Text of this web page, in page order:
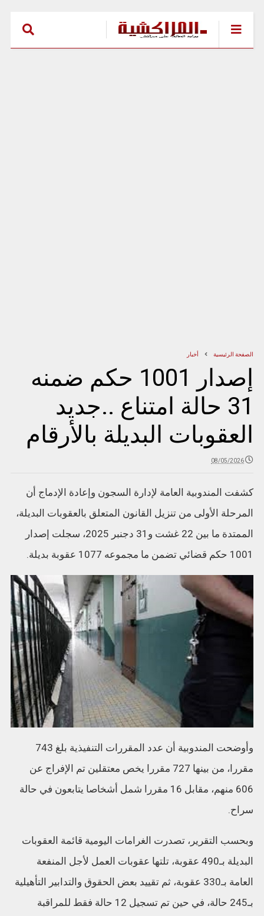
الصفحة الرئيسية أخبار
إصدار 1001 حكم ضمنه
31 حالة امتناع ..جديد
العقوبات البديلة بالأرقام
08/05/2026
كشفت المندوبية العامة لإدارة السجون وإعادة الإدماج أن
المرحلة الأولى من تنزيل القانون المتعلق بالعقوبات البديلة،
الممتدة ما بين 22 غشت و31 دجنبر 2025، سجلت إصدار
1001 حكم قضائي تضمن ما مجموعه 1077 عقوبة بديلة.
وأوضحت المندوبية أن عدد المقررات التنفيذية بلغ 743
مقررا، من بينها 727 مقررا يخص معتقلين تم الإفراج عن
606 منهم، مقابل 16 مقررا شمل أشخاصا يتابعون في حالة
سراح.
وبحسب التقرير، تصدرت الغرامات اليومية قائمة العقوبات
البديلة بـ490 عقوبة، تلتها عقوبات العمل لأجل المنفعة
العامة بـ330 عقوبة، ثم تقييد بعض الحقوق والتدابير التأهيلية
بـ245 حالة، في حين تم تسجيل 12 حالة فقط للمراقبة